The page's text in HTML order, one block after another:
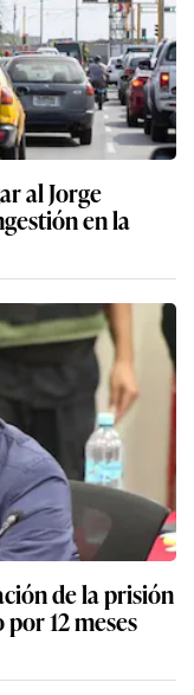
al Jorge
en la
de la prisión
12 meses